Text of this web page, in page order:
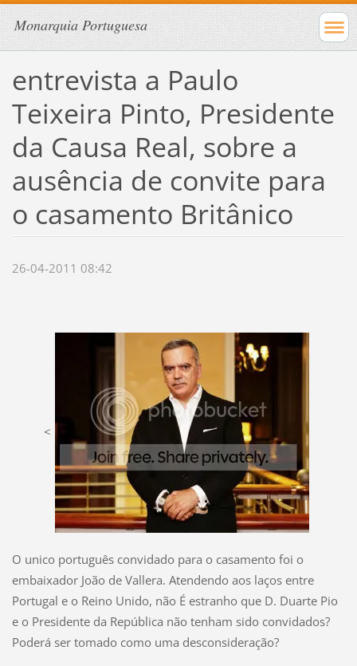
Monarquia Portuguesa
entrevista a Paulo
Teixeira Pinto, Presidente
da Causa Real, sobre a
ausência de convite para
o casamento Britânico
26-04-2011 08:42
<
O unico português convidado para o casamento foi o
embaixador João de Vallera. Atendendo aos laços entre
Portugal e o Reino Unido, não É estranho que D. Duarte Pio
e o Presidente da República não tenham sido convidados?
Poderá ser tomado como uma desconsideração?